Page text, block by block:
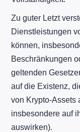
Zu guter Letzt
Dienstleistungen
können,
Beschränkungen
geltenden
auf die Existenz,
von Krypto-Assets
insbesondere auf
auswirken).